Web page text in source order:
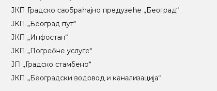
ЈКП Градско саобраћајно предузеће „Београд“
ЈКП „Београд пут“
ЈКП „Инфостан“
ЈКП „Погребне услуге“
ЈП „Градско стамбено“
ЈКП „Београдски водовод и канализација“